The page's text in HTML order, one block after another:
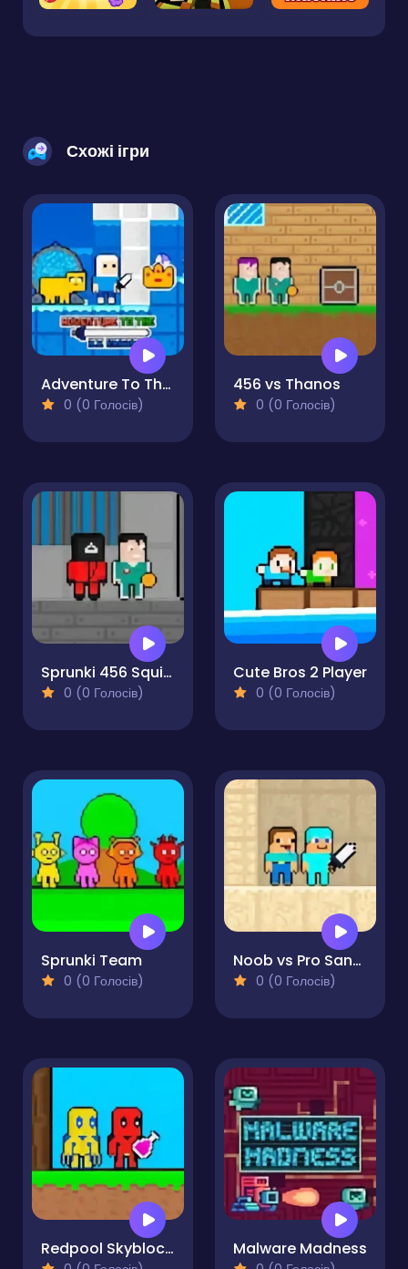
Схожі ігри
Adventure To The Ice Kingdom
0 (0 Голосів)
456 vs Thanos
0 (0 Голосів)
Sprunki 456 Squid Cookie
0 (0 Голосів)
Cute Bros 2 Player
0 (0 Голосів)
Sprunki Team
0 (0 Голосів)
Noob vs Pro Sand island
0 (0 Голосів)
Redpool Skyblock 2 Player Malware Madness